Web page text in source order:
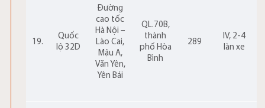
19.
Quốc
lộ 32D
Đường
cao tốc
Hà Nội –
Lào Cai,
Mậu A,
Văn Yên,
Yên Bái
QL.70B,
thành
phố Hòa
Bình
289
IV, 2-4
làn xe